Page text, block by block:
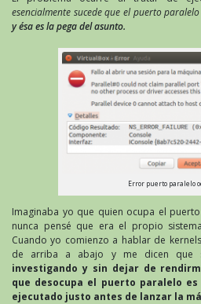
esencialmente sucede que el puerto
y ésa es la pega del asunto.
Error puerto paralelo
Imaginaba yo que quien ocupa el
nunca pensé que era el propio
Cuando yo comienzo a hablar de
de arriba a abajo y me dicen que
investigando y sin dejar de
que desocupa el puerto paralelo
ejecutado justo antes de lanzar la